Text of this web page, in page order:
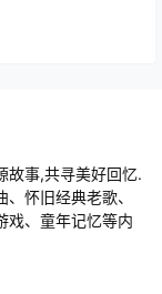
故事,共寻美好回忆.
怀旧经典老歌、
戏、童年记忆等内